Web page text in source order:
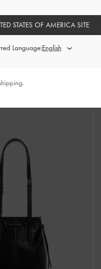
mit Nieten
STATES OF AMERICA SITE
Language: